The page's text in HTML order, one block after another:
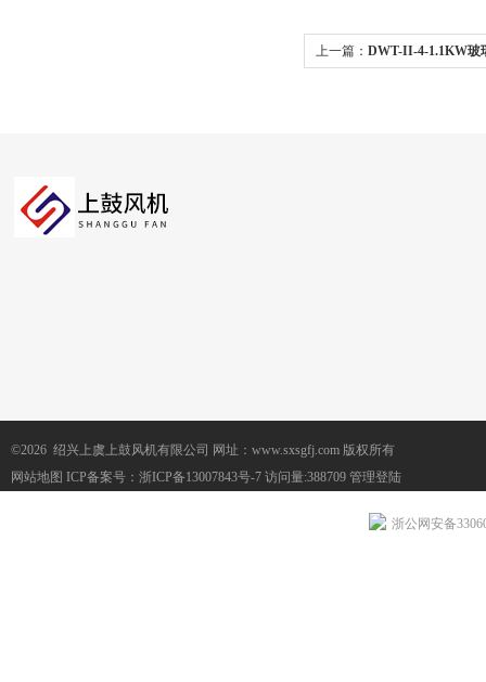
上一篇： DWT-II-4-1.1KW玻
©2026 绍兴上虞上鼓风机有限公司 网址：www.sxsgfj.com 版权所有
网站地图 ICP备案号： 浙ICP备13007843号-7 访问量:388709 管理登陆
浙公网安备